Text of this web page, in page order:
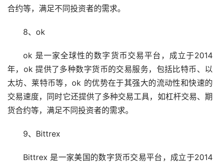
合约等，满足不同投资者的需求。
8、ok
ok 是一家全球性的数字货币交易平台，成立于2014
年，ok 提供了多种数字货币的交易服务，包括比特币、以
太坊、莱特币等，ok 的优势在于其强大的流动性和快速的
交易速度，同时它还提供了多种交易工具，如杠杆交易、期
货合约等，满足不同投资者的需求。
9、Bittrex
Bittrex 是一家美国的数字货币交易平台，成立于2014